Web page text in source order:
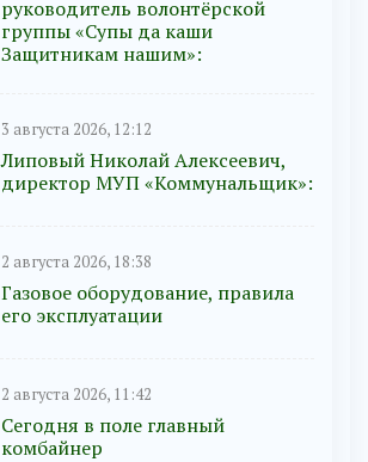
руководитель волонтёрской
группы «Супы да каши
Защитникам нашим»:
3 августа 2026, 12:12
Липовый Николай Алексеевич,
директор МУП «Коммунальщик»:
2 августа 2026, 18:38
Газовое оборудование, правила
его эксплуатации
2 августа 2026, 11:42
Сегодня в поле главный
комбайнер